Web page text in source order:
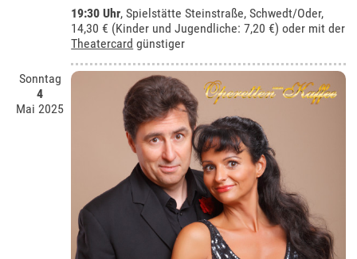
19:30 Uhr, Spielstätte Steinstraße, Schwedt/Oder,
14,30 € (Kinder und Jugendliche: 7,20 €) oder mit der
Theatercard günstiger
Sonntag
4
Mai 2025